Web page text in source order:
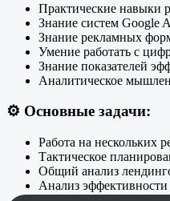
Практические навыки
Знание систем Google
Знание рекламных
Умение работать с
Знание показателей
Аналитическое
⚙️ Основные задачи:
Работа на нескольких
Тактическое
Общий анализ
Анализ